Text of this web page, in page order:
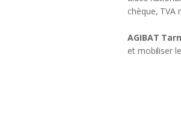
chèque, TVA
AGIBAT
et mobiliser